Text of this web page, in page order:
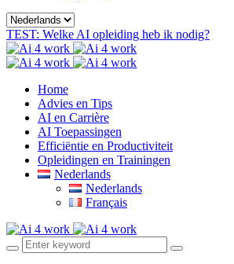
Kies
een
taal
TEST: Welke AI opleiding heb ik nodig?
Home
Advies en Tips
AI en Carrière
AI Toepassingen
Efficiëntie en Productiviteit
Opleidingen en Trainingen
Nederlands
Nederlands
Français